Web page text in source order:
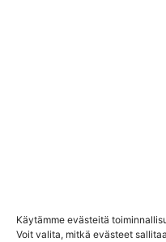
Käytämme evästeitä
Voit valita, mitkä evästeet